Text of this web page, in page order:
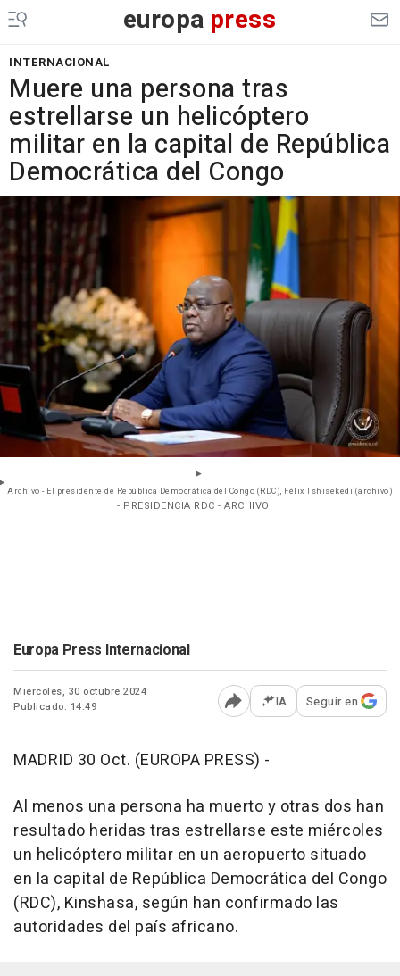
europa press
INTERNACIONAL
Muere una persona tras
estrellarse un helicóptero
militar en la capital de República
Democrática del Congo
Archivo - El presidente de República Democrática del Congo (RDC), Félix Tshisekedi (archivo)
- PRESIDENCIA RDC - ARCHIVO
Europa Press Internacional
Miércoles, 30 octubre 2024
Publicado: 14:49
Abrir opciones para
IA Seguir en
MADRID 30 Oct. (EUROPA PRESS) -
Al menos una persona ha muerto y otras dos han
resultado heridas tras estrellarse este miércoles
un helicóptero militar en un aeropuerto situado
en la capital de República Democrática del Congo
(RDC), Kinshasa, según han confirmado las
autoridades del país africano.